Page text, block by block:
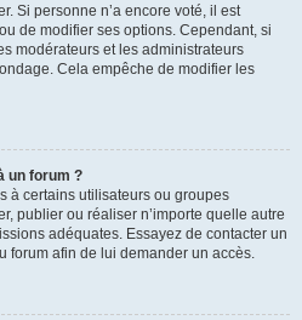
Si personne n’a encore voté, il est
de modifier ses options. Cependant, si
modérateurs et les administrateurs
Cela empêche de modifier les
un forum ?
à certains utilisateurs ou groupes
publier ou réaliser n’importe quelle autre
adéquates. Essayez de contacter un
forum afin de lui demander un accès.